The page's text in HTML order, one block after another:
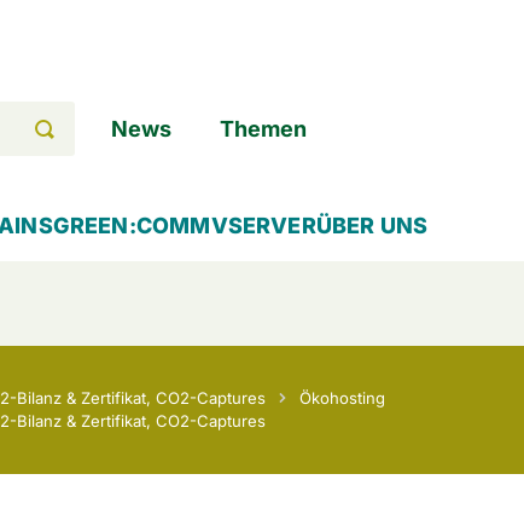
News Themen
GREEN:COMMVSERVERÜBER UNS
Bilanz & Zertifikat, CO2-Captures
Ökohosting
Bilanz & Zertifikat, CO2-Captures